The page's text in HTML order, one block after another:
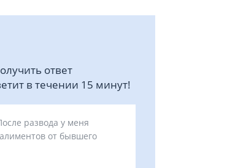
ответ
в течении 15 минут!